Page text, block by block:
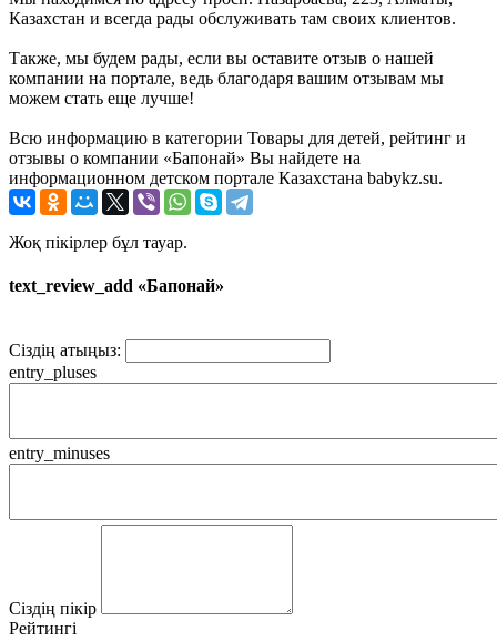
Казахстан и всегда рады обслуживать там своих клиентов.
Также, мы будем рады, если вы оставите отзыв о нашей
компании на портале, ведь благодаря вашим отзывам мы
можем стать еще лучше!
Всю информацию в категории Товары для детей, рейтинг и
отзывы о компании «Бапонай» Вы найдете на
информационном детском портале Казахстана babykz.su.
Жоқ пікірлер бұл тауар.
text_review_add «Бапонай»
Сіздің атыңыз:
entry_pluses
entry_minuses
Сіздің пікір
Рейтингі